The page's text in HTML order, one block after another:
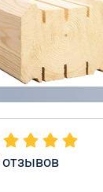
отзывов